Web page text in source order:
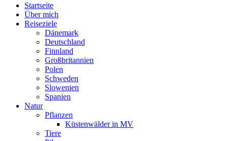
Startseite
Über mich
Reiseziele
Dänemark
Deutschland
Finnland
Großbritannien
Polen
Schweden
Slowenien
Spanien
Natur
Pflanzen
Küstenwälder in MV
Tiere